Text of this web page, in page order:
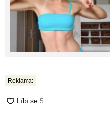
Reklama: